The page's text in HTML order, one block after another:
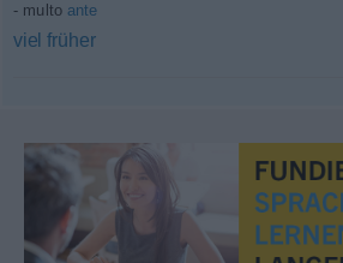
multo ante
viel früher